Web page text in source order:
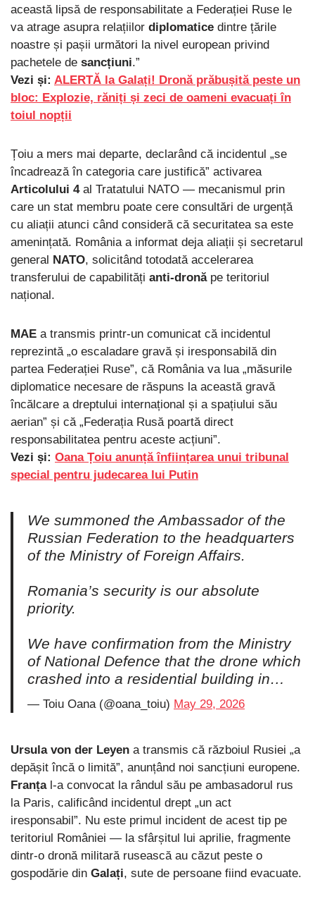
această lipsă de responsabilitate a Federației Ruse le
va atrage asupra relațiilor diplomatice dintre țările
noastre și pașii următori la nivel european privind
pachetele de sancțiuni.”
Vezi și: ALERTĂ la Galați! Dronă prăbușită peste un
bloc: Explozie, răniți și zeci de oameni evacuați în
toiul nopții
Țoiu a mers mai departe, declarând că incidentul „se
încadrează în categoria care justifică” activarea
Articolului 4al Tratatului NATO — mecanismul prin
care un stat membru poate cere consultări de urgență
cu aliații atunci când consideră că securitatea sa este
amenințată. România a informat deja aliații și secretarul
general NATO, solicitând totodată accelerarea
transferului de capabilități anti-dronăpe teritoriul
național.
MAE a transmis printr-un comunicat că incidentul
reprezintă „o escaladare gravă și iresponsabilă din
partea Federației Ruse”, că România va lua „măsurile
diplomatice necesare de răspuns la această gravă
încălcare a dreptului internațional și a spațiului său
aerian” și că „Federația Rusă poartă direct
responsabilitatea pentru aceste acțiuni”.
Vezi și: Oana Țoiu anunță înființarea unui tribunal
special pentru judecarea lui Putin
We summoned the Ambassador of the
Russian Federation to the headquarters
of the Ministry of Foreign Affairs.
Romania’s security is our absolute
priority.
We have confirmation from the Ministry
of National Defence that the drone which
crashed into a residential building in…
— Toiu Oana (@oana_toiu) May 29, 2026
Ursula von der Leyen a transmis că războiul Rusiei „a
depășit încă o limită”, anunțând noi sancțiuni europene.
Franțal-a convocat la rândul său pe ambasadorul rus
la Paris, calificând incidentul drept „un act
iresponsabil”. Nu este primul incident de acest tip pe
teritoriul României — la sfârșitul lui aprilie, fragmente
dintr-o dronă militară rusească au căzut peste o
gospodărie din Galați, sute de persoane fiind evacuate.